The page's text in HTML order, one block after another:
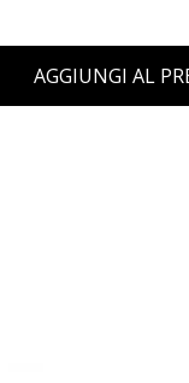
AGGIUNGI AL